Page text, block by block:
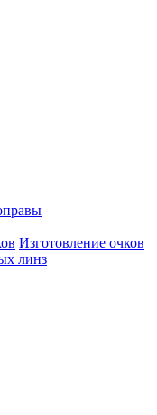
Изготовление очков
линз